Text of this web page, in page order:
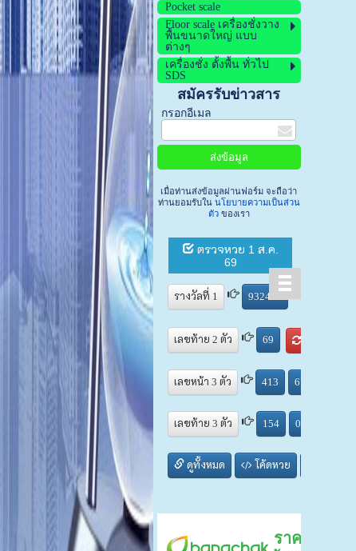
Pocket scale
Floor scale เครื่องชั่งวาง
พื้นขนาดใหญ่ แบบ
ต่างๆ
เครื่องชั่ง ตั้งพื้น ทั่วไป
SDS
สมัครรับข่าวสาร
กรอกอีเมล
เมื่อท่านส่งข้อมูลผ่านฟอร์ม จะถือว่า
ท่านยอมรับในนโยบายความเป็นส่วน
ตัว ของเรา